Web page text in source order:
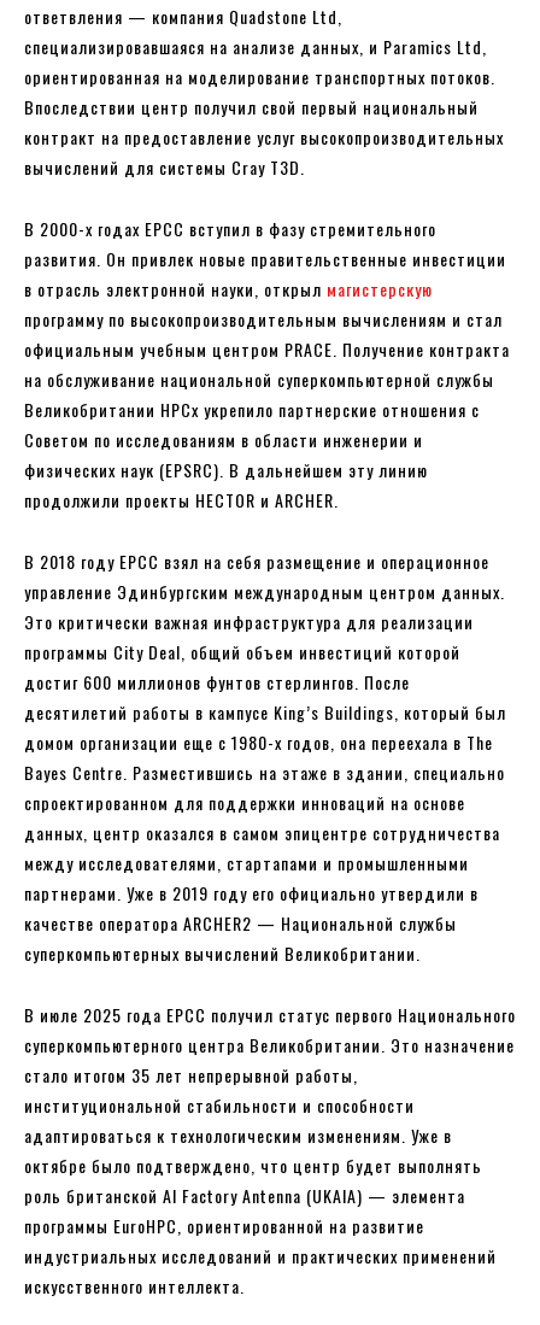
ответвления — компания Quadstone Ltd,
специализировавшаяся на анализе данных, и Paramics Ltd,
ориентированная на моделирование транспортных потоков.
Впоследствии центр получил свой первый национальный
контракт на предоставление услуг высокопроизводительных
вычислений для системы Cray T3D.
В 2000-х годах EPCC вступил в фазу стремительного
развития. Он привлек новые правительственные инвестиции
в отрасль электронной науки, открыл магистерскую
программу по высокопроизводительным вычислениям и стал
официальным учебным центром PRACE. Получение контракта
на обслуживание национальной суперкомпьютерной службы
Великобритании HPCx укрепило партнерские отношения с
Советом по исследованиям в области инженерии и
физических наук (EPSRC). В дальнейшем эту линию
продолжили проекты HECTOR и ARCHER.
В 2018 году EPCC взял на себя размещение и операционное
управление Эдинбургским международным центром данных.
Это критически важная инфраструктура для реализации
программы City Deal, общий объем инвестиций которой
достиг 600 миллионов фунтов стерлингов. После
десятилетий работы в кампусе King’s Buildings, который был
домом организации еще с 1980-х годов, она переехала в The
Bayes Centre. Разместившись на этаже в здании, специально
спроектированном для поддержки инноваций на основе
данных, центр оказался в самом эпицентре сотрудничества
между исследователями, стартапами и промышленными
партнерами. Уже в 2019 году его официально утвердили в
качестве оператора ARCHER2 — Национальной службы
суперкомпьютерных вычислений Великобритании.
В июле 2025 года EPCC получил статус первого Национального
суперкомпьютерного центра Великобритании. Это назначение
стало итогом 35 лет непрерывной работы,
институциональной стабильности и способности
адаптироваться к технологическим изменениям. Уже в
октябре было подтверждено, что центр будет выполнять
роль британской AI Factory Antenna (UKAIA) — элемента
программы EuroHPC, ориентированной на развитие
индустриальных исследований и практических применений
искусственного интеллекта.